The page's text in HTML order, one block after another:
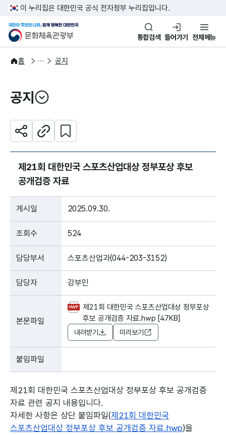
본문 바로가기
주메뉴 바로가기
이 누리집은 대한민국 공식 전자정부 누리집입니다.
문화체육관광부
국민이 주인인 나라, 함께 행복
통합검색 들어가기 전체메뉴
홈
알림·소식
알림 공지
공지
열기
공유하기주소복사
관심 콘텐츠 설정하기
제21회 대한민국 스포츠산업대상 정부포상 후보
공개검증 자료
게시일 2025.09.30.
조회수 524
담당부서 스포츠산업과(044-203-3152)
담당자 강부민
본문파일
제21회 대한민국 스포츠산업대상 정부포상
후보 공개검증 자료.hwp [47KB]
내려받기 미리보기
붙임파일
제21회 대한민국 스포츠산업대상 정부포상 후보 공개검증
자료 관련 공지 내용입니다.
자세한 사항은 상단 붙임파일(제21회 대한민국
스포츠산업대상 정부포상 후보 공개검증 자료.hwp)을